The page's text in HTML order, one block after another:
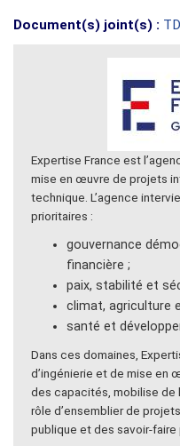
Document(s) joint(s) :
Expertise France est
mise en œuvre de projets
technique. L’agence
prioritaires :
gouvernance
financière ;
paix, stabilité et
climat, agriculture
santé et
Dans ces domaines,
d’ingénierie et de mise en
des capacités, mobilise de
rôle d’ensemblier de
publique et des savoir-faire